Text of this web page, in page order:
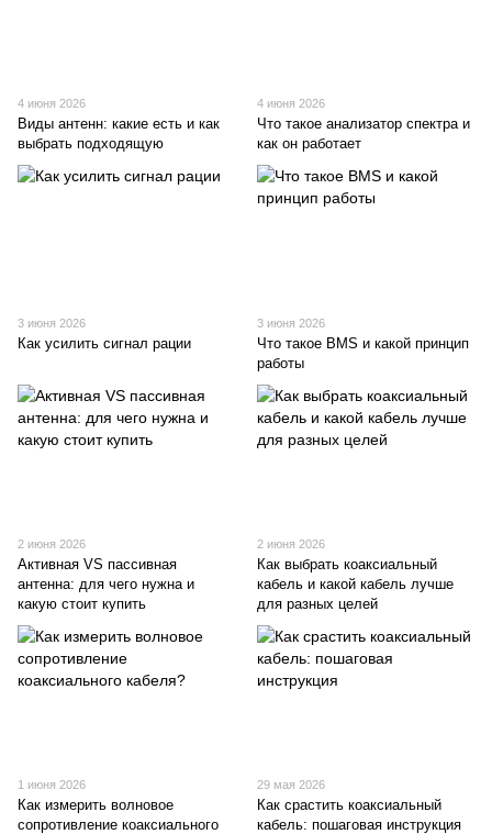
4 июня 2026
Виды антенн: какие есть и как
выбрать подходящую
4 июня 2026
Что такое анализатор спектра и
как он работает
3 июня 2026
Как усилить сигнал рации
3 июня 2026
Что такое BMS и какой принцип
работы
2 июня 2026
Активная VS пассивная
антенна: для чего нужна и
какую стоит купить
2 июня 2026
Как выбрать коаксиальный
кабель и какой кабель лучше
для разных целей
1 июня 2026
Как измерить волновое
сопротивление коаксиального
29 мая 2026
Как срастить коаксиальный
кабель: пошаговая инструкция